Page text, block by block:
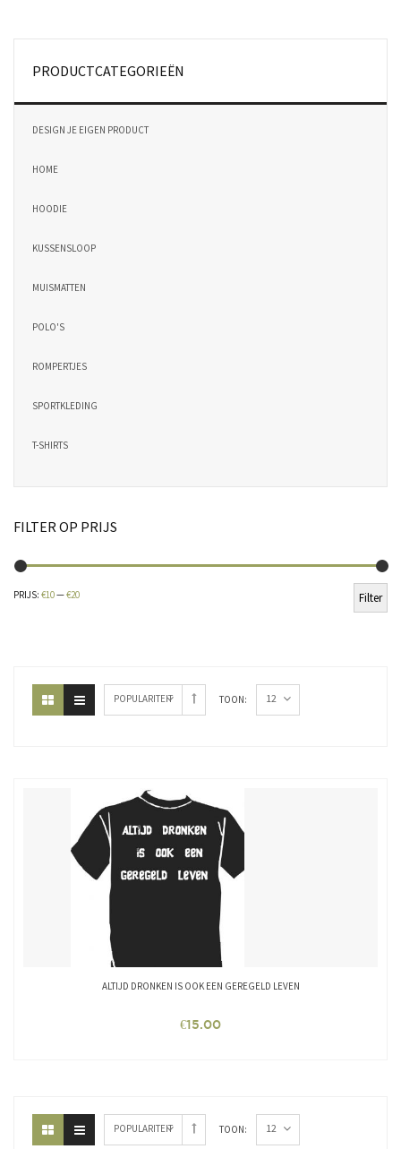
PRODUCTCATEGORIEËN
DESIGN JE EIGEN PRODUCT
HOME
HOODIE
KUSSENSLOOP
MUISMATTEN
POLO'S
ROMPERTJES
SPORTKLEDING
T-SHIRTS
FILTER OP PRIJS
Filter
PRIJS: €10—€20
POPULARITEIT TOON: 12
ALTIJD DRONKEN IS OOK EEN GEREGELD LEVEN
€15.00
POPULARITEIT TOON: 12